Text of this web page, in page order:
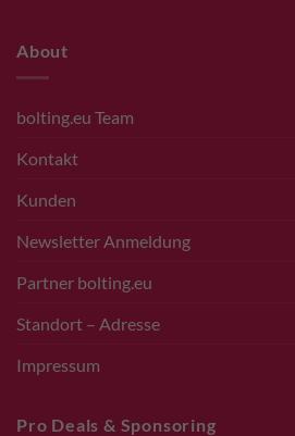
About
bolting.eu Team
Kontakt
Kunden
Newsletter Anmeldung
Partner bolting.eu
Standort – Adresse
Impressum
Pro Deals & Sponsoring